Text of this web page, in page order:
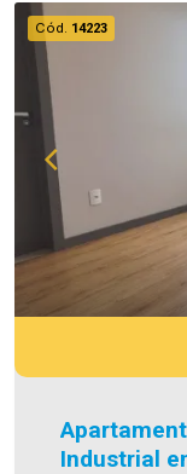
oportunidade, agende
| Sinta-se em casa! - As
prestadas
nos o direito
digitação e/
dos preços e
ilustrativas.
Cód. 14223
Industrial